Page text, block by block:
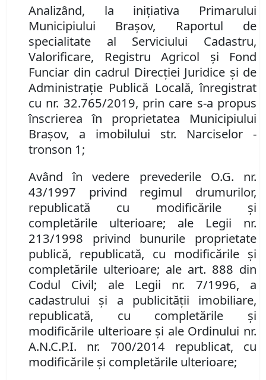
Analizând, la iniţiativa Primarului
Municipiului Braşov, Raportul de
specialitate al Serviciului Cadastru,
Valorificare, Registru Agricol şi Fond
Funciar din cadrul Direcţiei Juridice şi de
Administraţie Publică Locală, înregistrat
cu nr. 32.765/2019, prin care s-a propus
înscrierea în proprietatea Municipiului
Braşov, a imobilului str. Narciselor -
tronson 1;
Având în vedere prevederile O.G. nr.
43/1997 privind regimul drumurilor,
republicată cu modificările şi
completările ulterioare; ale Legii nr.
213/1998 privind bunurile proprietate
publică, republicată, cu modificările şi
completările ulterioare; ale art. 888 din
Codul Civil; ale Legii nr. 7/1996, a
cadastrului şi a publicităţii imobiliare,
republicată, cu completările şi
modificările ulterioare şi ale Ordinului nr.
A.N.C.P.I. nr. 700/2014 republicat, cu
modificările şi completările ulterioare;